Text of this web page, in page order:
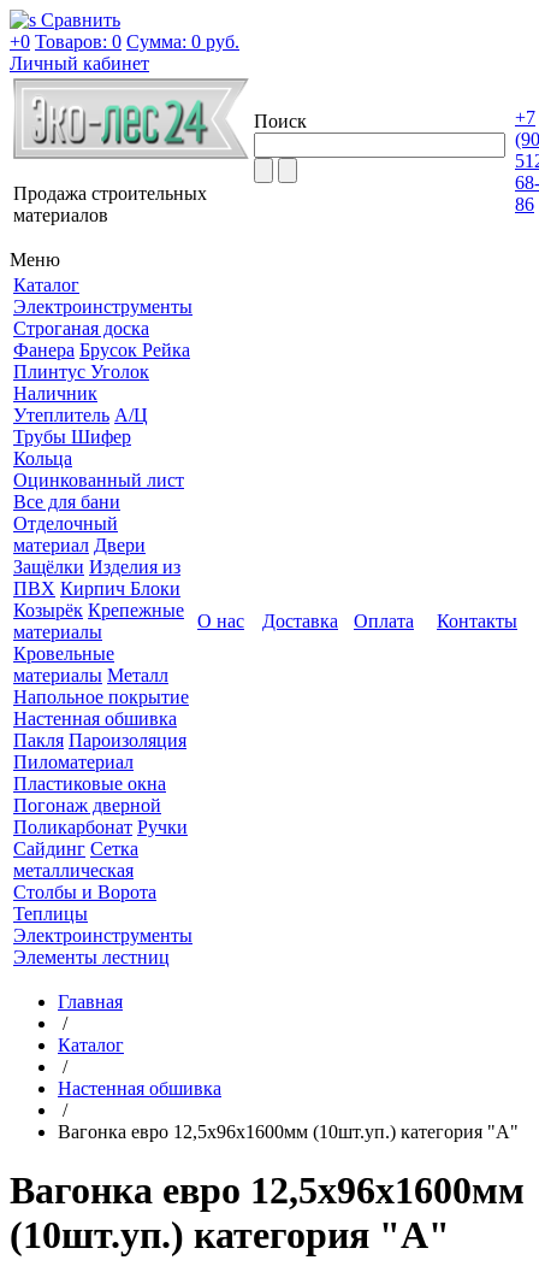
Сравнить
+0 Товаров: 0 Сумма: 0 руб.
Личный кабинет
Продажа строительных
материалов
Поиск
+7
68-
86
Меню
Каталог
Электроинструменты
Строганая доска
Фанера Брусок Рейка
Плинтус Уголок
Наличник
Утеплитель А/Ц
Трубы Шифер
Кольца
Оцинкованный лист
Все для бани
Отделочный
материал Двери
Защёлки Изделия из
ПВХ Кирпич Блоки
Козырёк Крепежные
материалы
Кровельные
материалы Металл
Напольное покрытие
Настенная обшивка
Пакля Пароизоляция
Пиломатериал
Пластиковые окна
Погонаж дверной
Поликарбонат Ручки
Сайдинг Сетка
металлическая
Столбы и Ворота
Теплицы
Электроинструменты
Элементы лестниц
О нас Доставка Оплата Контакты
Главная
/
Каталог
/
Настенная обшивка
/
Вагонка евро 12,5х96х1600мм (10шт.уп.) категория "А"
Вагонка евро 12,5х96х1600мм
(10шт.уп.) категория "А"